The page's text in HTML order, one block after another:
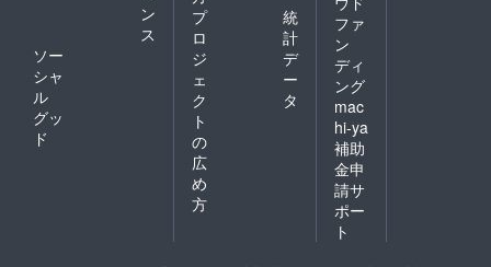
ン
ス
ソー
シャ
ル
グッ
ド
プ
ロ
ジ
ェ
ク
ト
の
広
め
方
統
計
デ
ー
タ
ファ
ン
ディ
ング
mac
hi-ya
補助
金申
請サ
ポー
ト